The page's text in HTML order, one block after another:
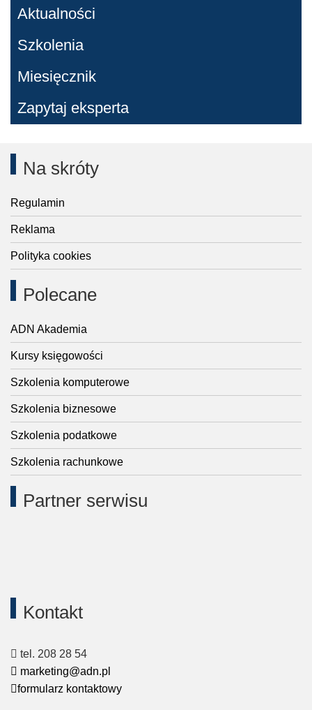
Aktualności
Szkolenia
Miesięcznik
Zapytaj eksperta
Na skróty
Regulamin
Reklama
Polityka cookies
Polecane
ADN Akademia
Kursy księgowości
Szkolenia komputerowe
Szkolenia biznesowe
Szkolenia podatkowe
Szkolenia rachunkowe
Partner serwisu
Kontakt
tel. 208 28 54
marketing@adn.pl
formularz kontaktowy